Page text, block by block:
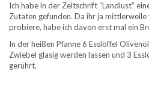
Ich habe in der Zeitschrift “Landlust”
Zutaten gefunden. Da ihr ja mittlerweile
probiere, habe ich davon erst mal ein
In der heißen Pfanne 6 Esslöffel
Zwiebel glasig werden lassen und 3
gerührt.